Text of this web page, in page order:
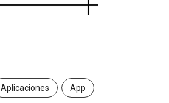
Aplicaciones App